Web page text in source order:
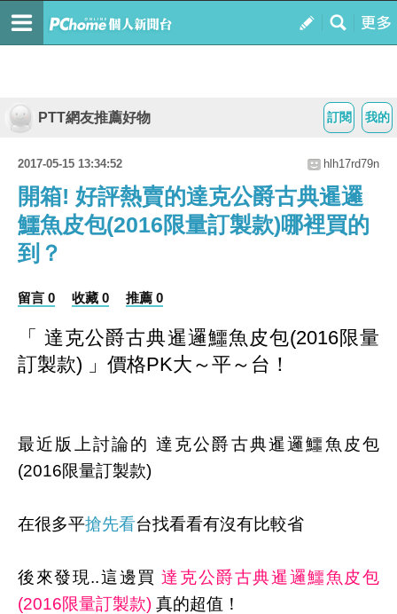
我的
訂閱
PTT網友推薦好物
2017-05-15 13:34:52 hlh17rd79n
開箱! 好評熱賣的達克公爵古典暹邏
鱷魚皮包(2016限量訂製款)哪裡買的
到？
留言 0 收藏 0 推薦 0
「 達克公爵古典暹邏鱷魚皮包(2016限量
訂製款) 」價格PK大～平～台！
最近版上討論的 達克公爵古典暹邏鱷魚皮包
(2016限量訂製款)
在很多平搶先看台找看看有沒有比較省
後來發現..這邊買達克公爵古典暹邏鱷魚皮包
(2016限量訂製款) 真的超值！